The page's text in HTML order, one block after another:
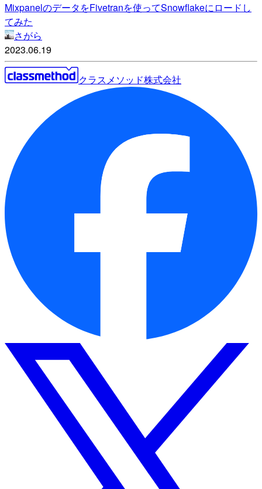
MixpanelのデータをFivetranを使ってSnowflakeにロードし
てみた
さがら
2023.06.19
クラスメソッド株式会社